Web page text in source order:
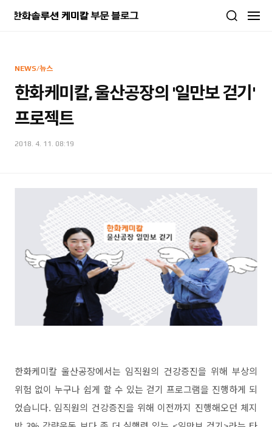
NEWS/뉴스
한화케미칼, 울산공장의 '일만보 걷기'
프로젝트
2018. 4. 11. 08:19
한화케미칼 울산공장에서는 임직원의 건강증진을 위해 부상의
위험 없이 누구나 쉽게 할 수 있는 걷기 프로그램을 진행하게 되
었습니다. 임직원의 건강증진을 위해 이전까지 진행해오던 체지